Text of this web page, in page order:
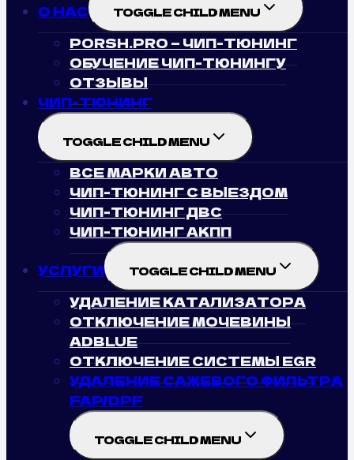
О НАС TOGGLE CHILD MENU
PORSH.PRO — ЧИП-ТЮНИНГ
ОБУЧЕНИЕ ЧИП-ТЮНИНГУ
ОТЗЫВЫ
ЧИП-ТЮНИНГ
TOGGLE CHILD MENU
ВСЕ МАРКИ АВТО
ЧИП-ТЮНИНГ С ВЫЕЗДОМ
ЧИП-ТЮНИНГ ДВС
ЧИП-ТЮНИНГ АКПП
УСЛУГИ TOGGLE CHILD MENU
УДАЛЕНИЕ КАТАЛИЗАТОРА
ОТКЛЮЧЕНИЕ МОЧЕВИНЫ
ADBLUE
ОТКЛЮЧЕНИЕ СИСТЕМЫ EGR
УДАЛЕНИЕ САЖЕВОГО ФИЛЬТРА
FAP/DPF
TOGGLE CHILD MENU